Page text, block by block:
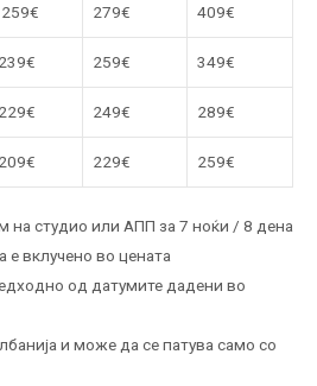
259€ 279€ 409€
239€ 259€ 349€
229€ 249€ 289€
209€ 229€ 259€
на студио или АПП за 7 ноќи / 8 дена
вклучено во цената
од датумите дадени во
и може да се патува само со